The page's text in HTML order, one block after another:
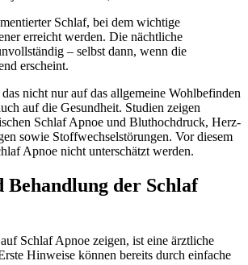
Schlaf, bei dem wichtige
erreicht werden. Die nächtliche
– selbst dann, wenn die
erscheint.
nicht nur auf das allgemeine Wohlbefinden
auf die Gesundheit. Studien zeigen
Schlaf Apnoe und Bluthochdruck, Herz-
sowie Stoffwechselstörungen. Vor diesem
Apnoe nicht unterschätzt werden.
Behandlung der Schlaf
Schlaf Apnoe zeigen, ist eine ärztliche
Hinweise können bereits durch einfache